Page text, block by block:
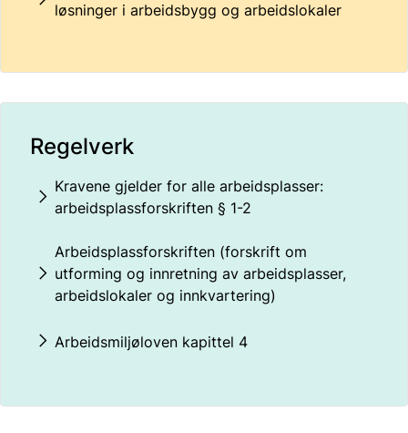
løsninger i arbeidsbygg og arbeidslokaler
Regelverk
Kravene gjelder for alle arbeidsplasser:
arbeidsplassforskriften § 1-2
Arbeidsplassforskriften (forskrift om
utforming og innretning av arbeidsplasser,
arbeidslokaler og innkvartering)
Arbeidsmiljøloven kapittel 4